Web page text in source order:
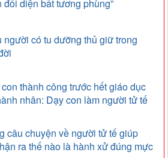
đối diện bất tương phùng”
người có tu dưỡng thủ giữ trong
thành công trước hết giáo dục
nhân: Dạy con làm người tử tế
câu chuyện về người tử tế giúp
ra thế nào là hành xử đúng mực